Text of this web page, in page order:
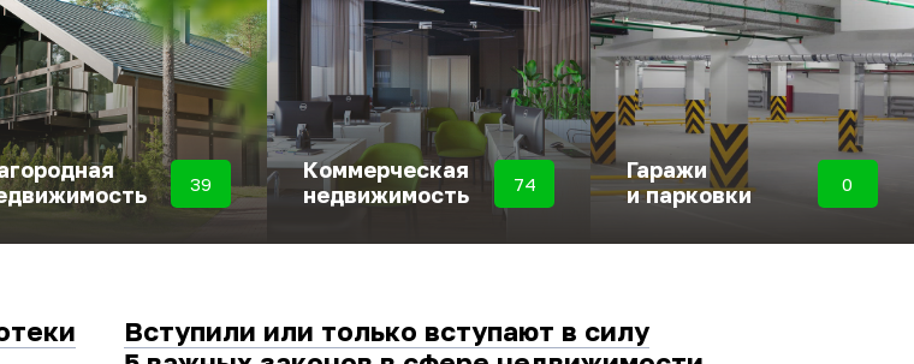
39
Коммерческая
недвижимость
74
Гаражи
и парковки
0
Вступили или только вступают в силу